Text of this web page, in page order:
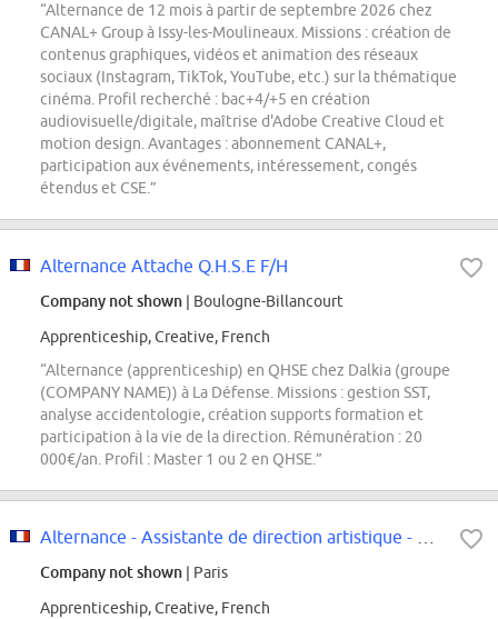
“Alternance de 12 mois à partir de septembre 2026 chez
CANAL+ Group à Issy-les-Moulineaux. Missions : création de
contenus graphiques, vidéos et animation des réseaux
sociaux (Instagram, TikTok, YouTube, etc.) sur la thématique
cinéma. Profil recherché : bac+4/+5 en création
audiovisuelle/digitale, maîtrise d'Adobe Creative Cloud et
motion design. Avantages : abonnement CANAL+,
participation aux événements, intéressement, congés
étendus et CSE.”
Alternance Attache Q.H.S.E F/H
Company not shown | Boulogne-Billancourt
Apprenticeship, Creative, French
“Alternance (apprenticeship) en QHSE chez Dalkia (groupe
(COMPANY NAME)) à La Défense. Missions : gestion SST,
analyse accidentologie, création supports formation et
participation à la vie de la direction. Rémunération : 20
000€/an. Profil : Master 1 ou 2 en QHSE.”
Company not shown | Paris
Apprenticeship, Creative, French